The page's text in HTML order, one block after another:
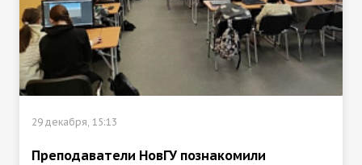
29 декабря, 15:13
Преподаватели НовГУ познакомили